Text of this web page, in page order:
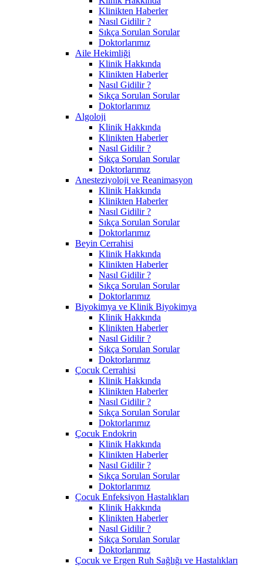
Klinikten Haberler
Nasıl Gidilir ?
Sıkça Sorulan Sorular
Doktorlarımız
Aile Hekimliği
Klinik Hakkında
Klinikten Haberler
Nasıl Gidilir ?
Sıkça Sorulan Sorular
Doktorlarımız
Algoloji
Klinik Hakkında
Klinikten Haberler
Nasıl Gidilir ?
Sıkça Sorulan Sorular
Doktorlarımız
Anesteziyoloji ve Reanimasyon
Klinik Hakkında
Klinikten Haberler
Nasıl Gidilir ?
Sıkça Sorulan Sorular
Doktorlarımız
Beyin Cerrahisi
Klinik Hakkında
Klinikten Haberler
Nasıl Gidilir ?
Sıkça Sorulan Sorular
Doktorlarımız
Biyokimya ve Klinik Biyokimya
Klinik Hakkında
Klinikten Haberler
Nasıl Gidilir ?
Sıkça Sorulan Sorular
Doktorlarımız
Çocuk Cerrahisi
Klinik Hakkında
Klinikten Haberler
Nasıl Gidilir ?
Sıkça Sorulan Sorular
Doktorlarımız
Çocuk Endokrin
Klinik Hakkında
Klinikten Haberler
Nasıl Gidilir ?
Sıkça Sorulan Sorular
Doktorlarımız
Çocuk Enfeksiyon Hastalıkları
Klinik Hakkında
Klinikten Haberler
Nasıl Gidilir ?
Sıkça Sorulan Sorular
Doktorlarımız
Çocuk ve Ergen Ruh Sağlığı ve Hastalıkları